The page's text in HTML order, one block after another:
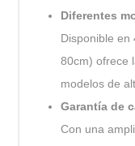
Diferentes
Disponible en
80cm) ofrece
modelos de
Garantía de
Con una